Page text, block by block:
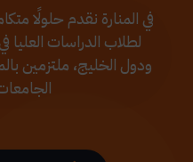
في المنارة نقدم حلولًا
لطلاب الدراسات العليا
ودول الخليج، ملتزمين